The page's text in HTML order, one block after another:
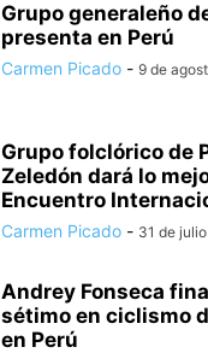
Grupo generaleño
presenta en Perú
Carmen Picado - 9 de
Grupo folclórico de
Zeledón dará lo
Encuentro
Carmen Picado - 31 de
Andrey Fonseca
sétimo en ciclismo
en Perú